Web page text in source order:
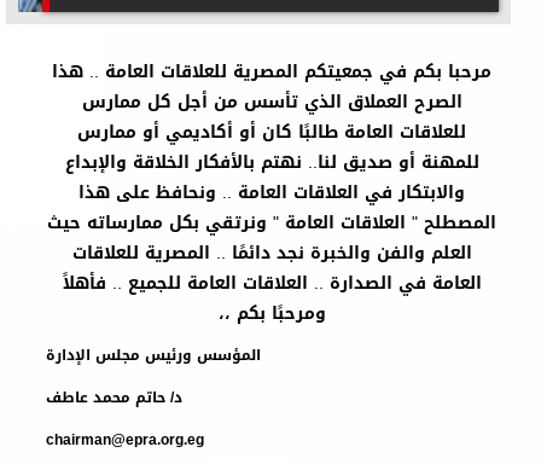
مرحبا بكم في جمعيتكم المصرية للعلاقات العامة .. هذا
الصرح العملاق الذي تأسس من أجل كل ممارس
للعلاقات العامة طالبًا كان أو أكاديمي أو ممارس
للمهنة أو صديق لنا.. نهتم بالأفكار الخلاقة والإبداع
والابتكار في العلاقات العامة .. ونحافظ على هذا
المصطلح " العلاقات العامة " ونرتقي بكل ممارساته حيث
العلم والفن والخبرة نجد دائمًا .. المصرية للعلاقات
العامة في الصدارة .. العلاقات العامة للجميع .. فأهلاً
ومرحبًا بكم ،،
المؤسس ورئيس مجلس الإدارة
د/ حاتم محمد عاطف
chairman@epra.org.eg